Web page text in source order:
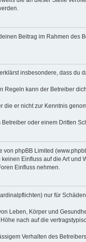
Beitrag im Rahmen des
insbesondere, dass du
Regeln kann der Betreiber
er nicht zur Kenntnis
oder einem Dritten
von phpBB Limited
Einfluss auf die Art und
Einfluss nehmen.
nur für
Leben, Körper und
nach auf die
Verhalten des